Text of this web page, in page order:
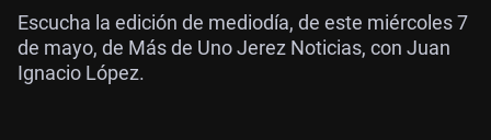
Escucha la edición de mediodía, de este miércoles 7
de mayo, de Más de Uno Jerez Noticias, con Juan
Ignacio López.